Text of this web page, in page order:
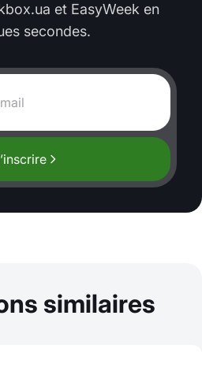
et EasyWeek en
secondes.
similaires